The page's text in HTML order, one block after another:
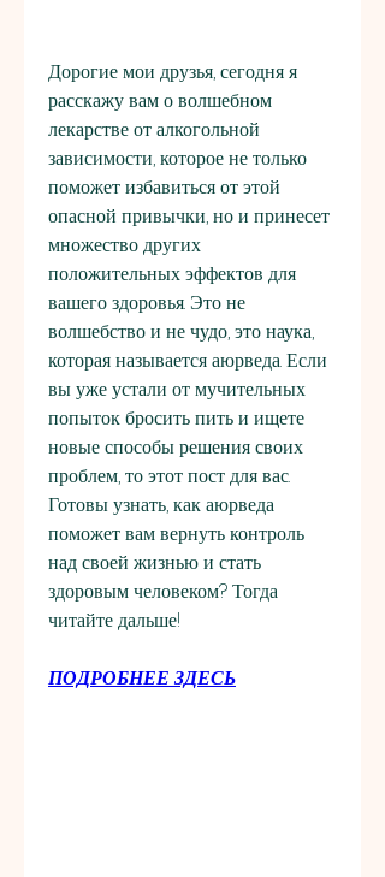
Дорогие мои друзья, сегодня я
расскажу вам о волшебном
лекарстве от алкогольной
зависимости, которое не только
поможет избавиться от этой
опасной привычки, но и принесет
множество других
положительных эффектов для
вашего здоровья. Это не
волшебство и не чудо, это наука,
которая называется аюрведа. Если
вы уже устали от мучительных
попыток бросить пить и ищете
новые способы решения своих
проблем, то этот пост для вас.
Готовы узнать, как аюрведа
поможет вам вернуть контроль
над своей жизнью и стать
здоровым человеком? Тогда
читайте дальше!
ПОДРОБНЕЕ ЗДЕСЬ